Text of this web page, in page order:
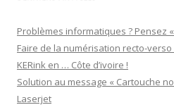
Problèmes informatiques ? Pensez
Faire de la numérisation recto-
KERink en … Côte d’ivoire !
Solution au message « Cartouche
Laserjet